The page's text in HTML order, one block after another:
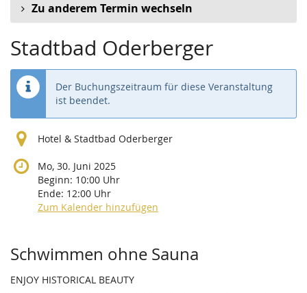
Zu anderem Termin wechseln
Stadtbad Oderberger
Der Buchungszeitraum für diese Veranstaltung
ist beendet.
Hotel & Stadtbad Oderberger
Mo, 30. Juni 2025
Beginn: 10:00 Uhr
Ende: 12:00 Uhr
Zum Kalender hinzufügen
Produkte
Schwimmen ohne Sauna
ENJOY HISTORICAL BEAUTY